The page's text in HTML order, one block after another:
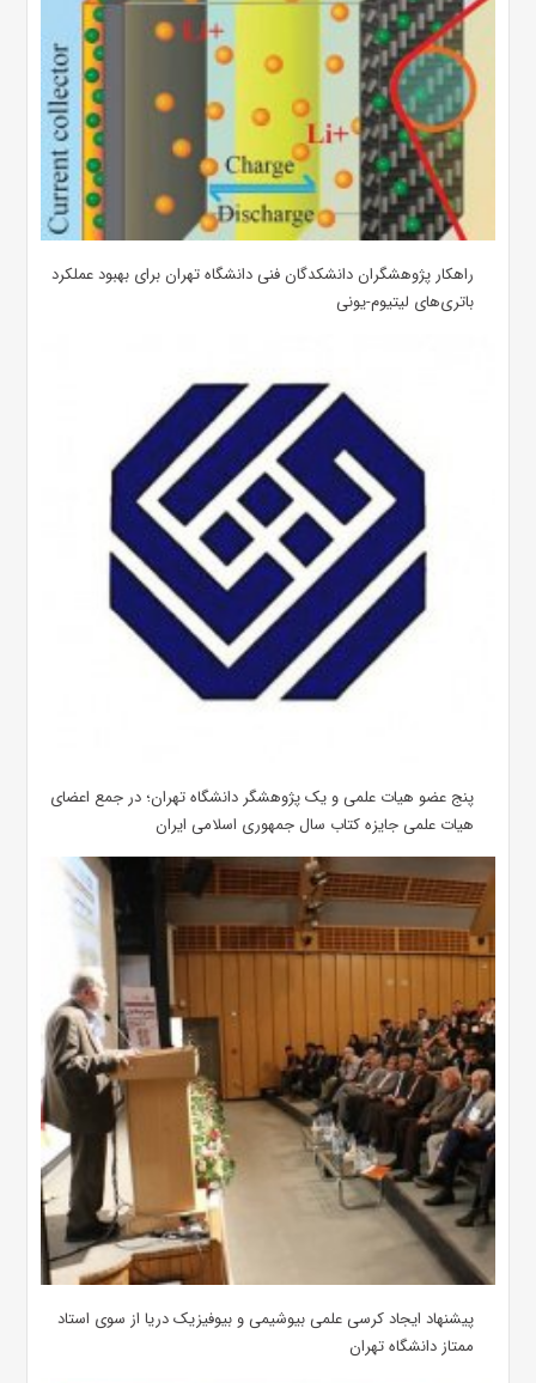
راهکار پژوهشگران دانشکدگان فنی دانشگاه تهران برای بهبود عملکرد
باتری‌های لیتیوم-یونی
پنج عضو هیات علمی و یک پژوهشگر دانشگاه تهران؛ در جمع اعضای
هیات علمی جایزه کتاب سال جمهوری اسلامی ایران
پیشنهاد ایجاد کرسی علمی بیوشیمی و بیوفیزیک دریا از سوی استاد
ممتاز دانشگاه تهران